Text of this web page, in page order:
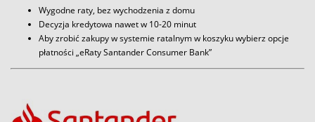
Wygodne raty, bez wychodzenia z domu
Decyzja kredytowa nawet w 10-20 minut
Aby zrobić zakupy w systemie ratalnym w koszyku wybierz opcje
płatności „eRaty Santander Consumer Bank”